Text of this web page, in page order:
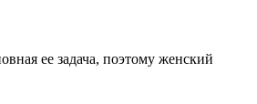
ее задача, поэтому женский